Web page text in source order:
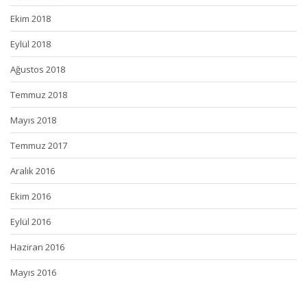
Ekim 2018
Eylül 2018
Ağustos 2018
Temmuz 2018
Mayıs 2018
Temmuz 2017
Aralık 2016
Ekim 2016
Eylül 2016
Haziran 2016
Mayıs 2016